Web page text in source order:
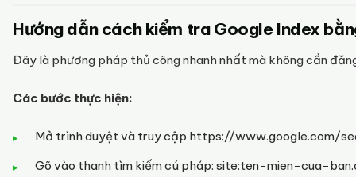
Hướng dẫn cách kiểm tra Google Index
Đây là phương pháp thủ công nhanh nhất mà không cần
Các bước thực hiện:
Mở trình duyệt và truy cập https://www.google.com/
Gõ vào thanh tìm kiếm cú pháp: site:ten-mien-cua-